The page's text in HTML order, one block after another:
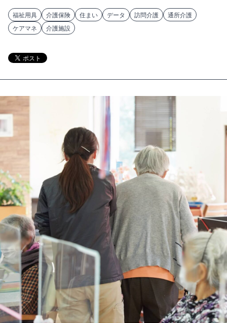
福祉用具 介護保険 住まい データ 訪問介護
通所介護
ケアマネ
介護施設